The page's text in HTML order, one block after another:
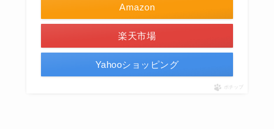
Amazon
楽天市場
Yahooショッピング
ポチップ